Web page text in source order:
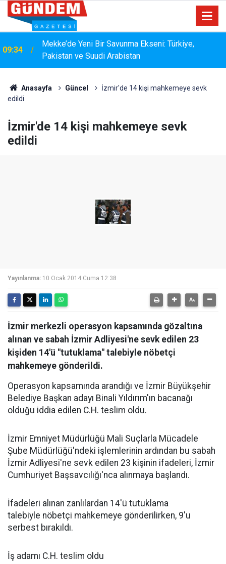
15:33 YANGIN RİSKİNE KARŞI KAPSAMLI TEMİZLİK
Anasayfa Güncel
İzmir'de 14 kişi mahkemeye sevk
edildi
İzmir'de 14 kişi mahkemeye sevk
edildi
Yayınlanma: 10 Ocak 2014 Cuma 12:38
İzmir merkezli operasyon kapsamında gözaltına
alınan ve sabah İzmir Adliyesi'ne sevk edilen 23
kişiden 14'ü "tutuklama" talebiyle nöbetçi
mahkemeye gönderildi.
Operasyon kapsamında arandığı ve İzmir Büyükşehir
Belediye Başkan adayı Binali Yıldırım'ın bacanağı
olduğu iddia edilen C.H. teslim oldu.
İzmir Emniyet Müdürlüğü Mali Suçlarla Mücadele
Şube Müdürlüğü'ndeki işlemlerinin ardından bu sabah
İzmir Adliyesi'ne sevk edilen 23 kişinin ifadeleri, İzmir
Cumhuriyet Başsavcılığı'nca alınmaya başlandı.
İfadeleri alınan zanlılardan 14'ü tutuklama
talebiyle nöbetçi mahkemeye gönderilirken, 9'u
serbest bırakıldı.
İş adamı C.H. teslim oldu